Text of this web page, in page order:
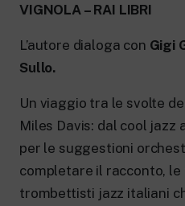
VIGNOLA – RAI LIBRI
L’autore dialoga con Gigi
Sullo.
Un viaggio tra le svolte
Miles Davis: dal cool jazz
per le suggestioni
completare il racconto,
trombettisti jazz italiani